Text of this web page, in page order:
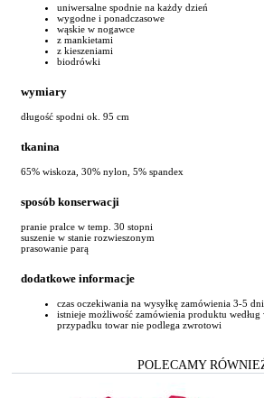
uniwersalne spodnie na każdy dzień
wygodne i ponadczasowe
wąskie w nogawce
z mankietami
z kieszeniami
biodrówki
wymiary
długość spodni ok. 95 cm
tkanina
65% wiskoza, 30% nylon, 5% spandex
sposób konserwacji
pranie pralce w temp. 30 stopni
suszenie w stanie rozwieszonym
prasowanie parą
dodatkowe informacje
czas oczekiwania na wysyłkę zamówienia 3-5 dni
istnieje możliwość zamówienia produktu
przypadku towar nie podlega zwrotowi
POLECAMY